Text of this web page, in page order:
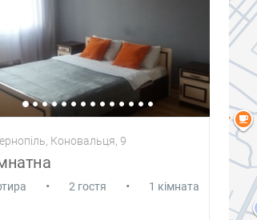
Коновальця, 9
• 2 гостя • 1 кімната